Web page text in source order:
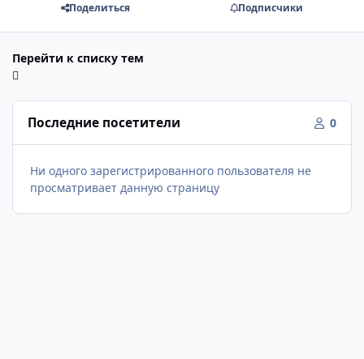
Поделиться Подписчики
Перейти к списку тем
Последние посетители 0
Ни одного зарегистрированного пользователя не
просматривает данную страницу